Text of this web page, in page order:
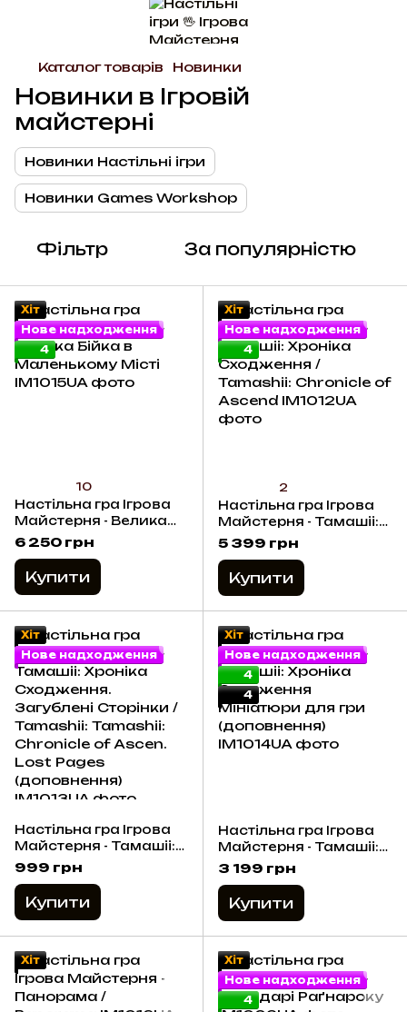
Каталог товарів Новинки
Новинки в Ігровій
майстерні
Новинки Настільні ігри
Новинки Games Workshop
Фільтр За популярністю
Хіт
Нове надходження
4
10
Настільна гра Ігрова
Майстерня - Велика
Бійка в Маленькому
6 250 грн
Купити
Хіт
Нове надходження
4
2
Настільна гра Ігрова
Майстерня - Тамашіі:
Хроніка Сходження /
Tamashii: Chronicle of
Ascend
5 399 грн
Купити
Хіт
Нове надходження
Настільна гра Ігрова
Майстерня - Тамашіі:
Хроніка Сходження.
Загублені Сторінки /
Tamashii: Tamashii:
Chronicle of Ascen.
999 грн
Купити
Хіт
Нове надходження
4
4
Настільна гра Ігрова
Майстерня - Тамашіі:
Хроніка Сходження
Мініатюри для гри
(доповнення)
3 199 грн
Купити
Хіт
Хіт
Нове надходження
4